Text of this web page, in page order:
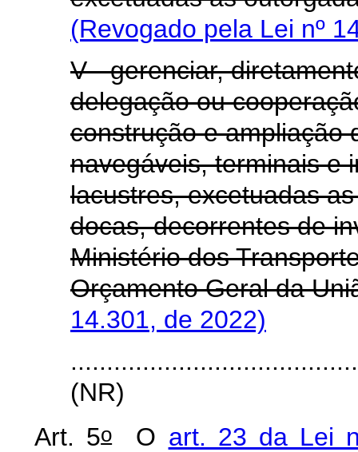
(Revogado pela Lei nº
V - gerenciar,
delegação ou
construção e ampliação
navegáveis, terminais e
lacustres, excetuadas
docas, decorrentes de
Ministério dos
Orçamento Geral da
14.301, de 2022)
(NR)
Art. 5oO art. 23 da Lei